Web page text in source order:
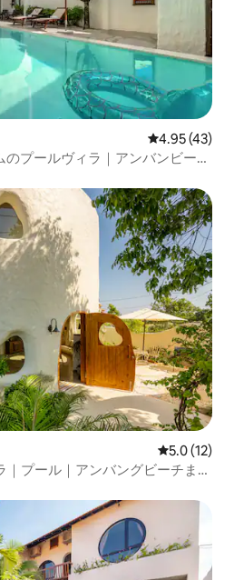
レビュー43
4.95 (43)
プールヴィラ｜アンバンビーチ
レビュー12
5.0 (12)
プール｜アンバングビーチまで
す。